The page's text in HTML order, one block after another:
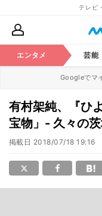
テレビ
エンタメ 芸能
Googleでマ
有村架純、『ひ
宝物」- 久々の
掲載日 2018/07/18 19:16